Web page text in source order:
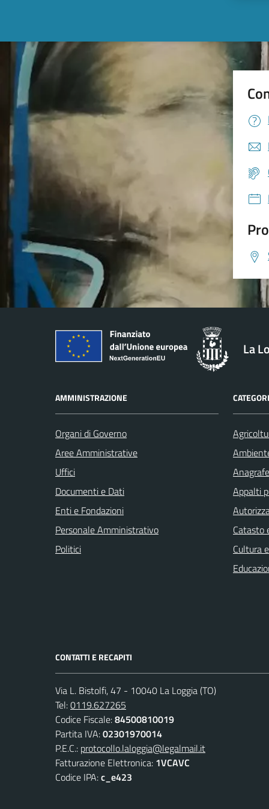
La
AMMINISTRAZIONE
Organi di Governo
Aree Amministrative
Uffici
Documenti e Dati
Enti e Fondazioni
Personale Amministrativo
Politici
Appalti
Catasto
Cultura
CONTATTI E RECAPITI
Via L. Bistolfi, 47 - 10040 La Loggia (TO)
Tel:0119.627265
Codice Fiscale:84500810019
Partita IVA:02301970014
P.E.C.: protocollo.laloggia@legalmail.it
Fatturazione Elettronica: 1VCAVC
Codice IPA:c_e423